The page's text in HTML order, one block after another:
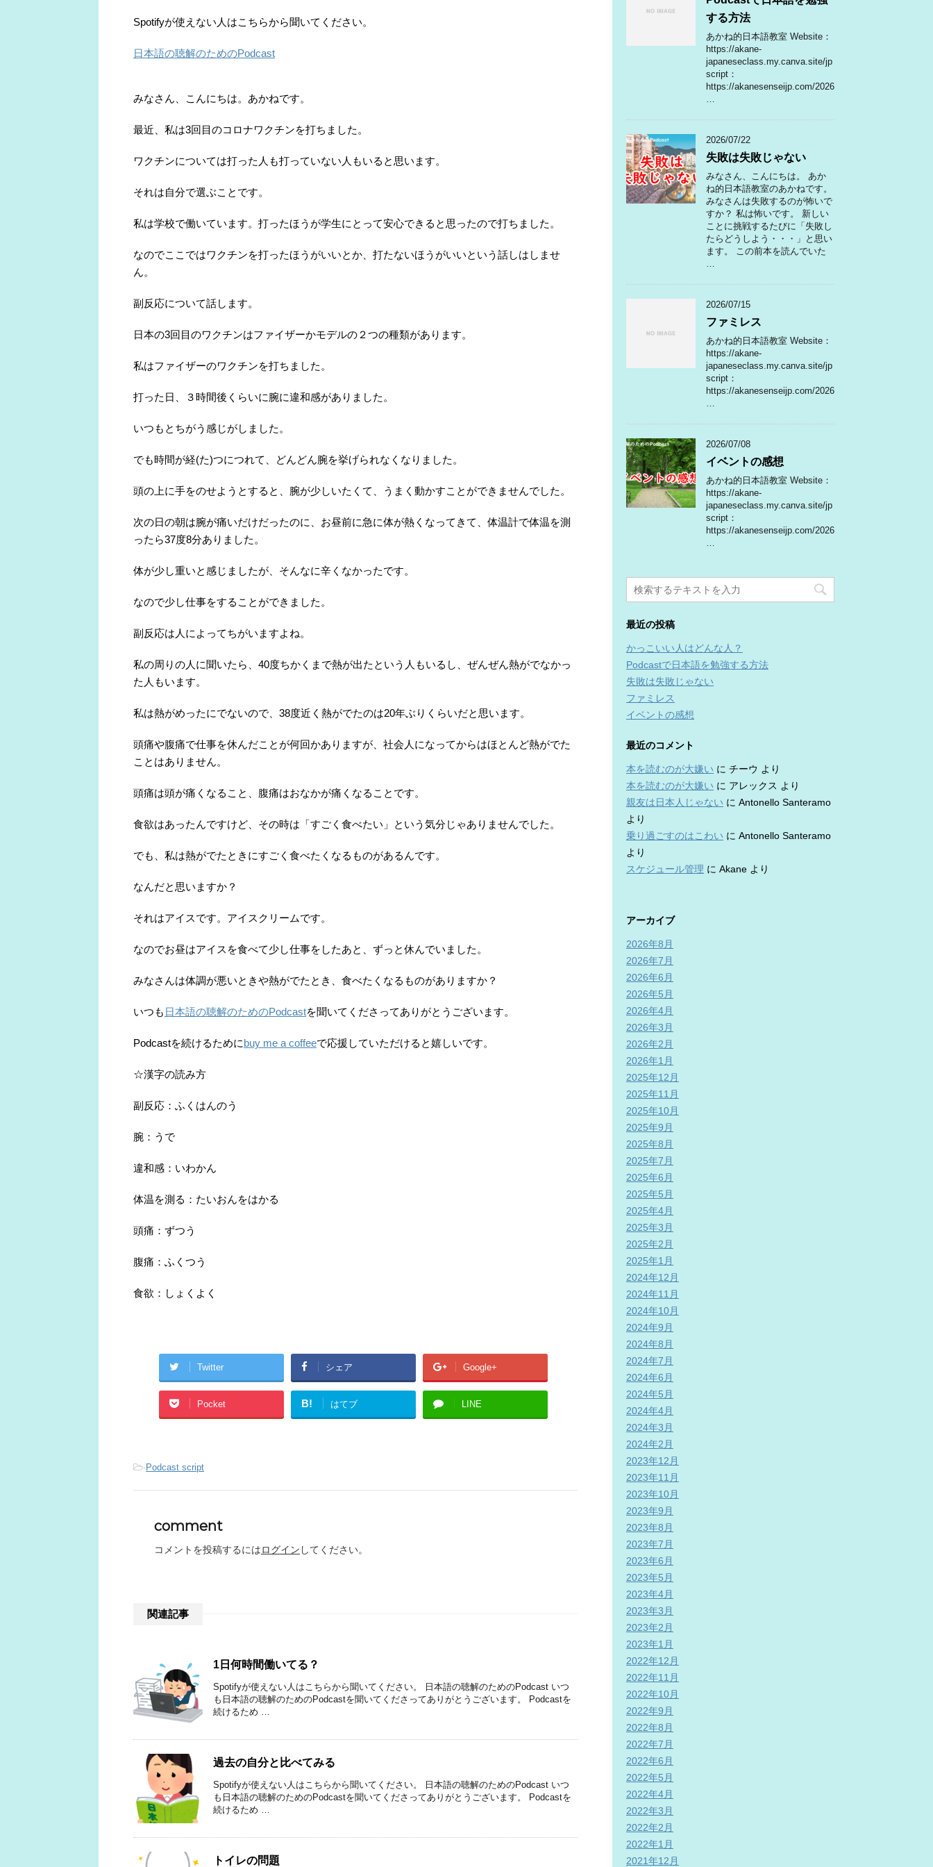
Spotifyが使えない人はこちらから聞いてください。
日本語の聴解のためのPodcast
みなさん、こんにちは。あかねです。
最近、私は3回目のコロナワクチンを打ちました。
ワクチンについては打った人も打っていない人もいると思います。
それは自分で選ぶことです。
私は学校で働いています。打ったほうが学生にとって安心できると思ったので打ちました。
なのでここではワクチンを打ったほうがいいとか、打たないほうがいいという話しはしませ
ん。
副反応について話します。
日本の3回目のワクチンはファイザーかモデルの２つの種類があります。
私はファイザーのワクチンを打ちました。
打った日、３時間後くらいに腕に違和感がありました。
いつもとちがう感じがしました。
でも時間が経(た)つにつれて、どんどん腕を挙げられなくなりました。
頭の上に手をのせようとすると、腕が少しいたくて、うまく動かすことができませんでした。
次の日の朝は腕が痛いだけだったのに、お昼前に急に体が熱くなってきて、体温計で体温を測
ったら37度8分ありました。
体が少し重いと感じましたが、そんなに辛くなかったです。
なので少し仕事をすることができました。
副反応は人によってちがいますよね。
私の周りの人に聞いたら、40度ちかくまで熱が出たという人もいるし、ぜんぜん熱がでなかっ
た人もいます。
私は熱がめったにでないので、38度近く熱がでたのは20年ぶりくらいだと思います。
頭痛や腹痛で仕事を休んだことが何回かありますが、社会人になってからはほとんど熱がでた
ことはありません。
頭痛は頭が痛くなること、腹痛はおなかが痛くなることです。
食欲はあったんですけど、その時は「すごく食べたい」という気分じゃありませんでした。
でも、私は熱がでたときにすごく食べたくなるものがあるんです。
なんだと思いますか？
それはアイスです。アイスクリームです。
なのでお昼はアイスを食べて少し仕事をしたあと、ずっと休んでいました。
みなさんは体調が悪いときや熱がでたとき、食べたくなるものがありますか？
いつも 日本語の聴解のためのPodcastを聞いてくださってありがとうございます。
Podcastを続けるためにbuy me a coffeeで応援していただけると嬉しいです。
☆漢字の読み方
副反応：ふくはんのう
腕：うで
違和感：いわかん
体温を測る：たいおんをはかる
頭痛：ずつう
腹痛：ふくつう
食欲：しょくよく
Twitter シェア Google+
Pocket B! はてブ LINE
-Podcast script
comment
コメントを投稿するにはログイン してください。
関連記事
1日何時間働いてる？
Spotifyが使えない人はこちらから聞いてください。 日本語の聴解のためのPodcast いつ
も日本語の聴解のためのPodcastを聞いてくださってありがとうございます。 Podcastを
続けるため …
過去の自分と比べてみる
Spotifyが使えない人はこちらから聞いてください。 日本語の聴解のためのPodcast いつ
も日本語の聴解のためのPodcastを聞いてくださってありがとうございます。 Podcastを
続けるため …
トイレの問題
する方法
あかね的日本語教室 Website：
https://akane-
japaneseclass.my.canva.site/jp
script：
https://akanesenseijp.com/2026
2026/07/22
失敗は失敗じゃない
みなさん、こんにちは。 あか
ね的日本語教室のあかねです。
みなさんは失敗するのが怖いで
すか？ 私は怖いです。 新しい
ことに挑戦するたびに「失敗し
たらどうしよう・・・」と思い
ます。 この前本を読んでいた
2026/07/15
ファミレス
あかね的日本語教室 Website：
https://akane-
japaneseclass.my.canva.site/jp
script：
https://akanesenseijp.com/2026
2026/07/08
イベントの感想
あかね的日本語教室 Website：
https://akane-
japaneseclass.my.canva.site/jp
script：
https://akanesenseijp.com/2026
最近の投稿
かっこいい人はどんな人？
Podcastで日本語を勉強する方法
失敗は失敗じゃない
ファミレス
イベントの感想
最近のコメント
本を読むのが大嫌い に チーウ より
本を読むのが大嫌い に アレックス より
親友は日本人じゃない に Antonello Santeramo
より
乗り過ごすのはこわい に Antonello Santeramo
より
スケジュール管理 に Akane より
アーカイブ
2026年8月
2026年7月
2026年6月
2026年5月
2026年4月
2026年3月
2026年2月
2026年1月
2025年12月
2025年11月
2025年10月
2025年9月
2025年8月
2025年7月
2025年6月
2025年5月
2025年4月
2025年3月
2025年2月
2025年1月
2024年12月
2024年11月
2024年10月
2024年9月
2024年8月
2024年7月
2024年6月
2024年5月
2024年4月
2024年3月
2024年2月
2023年12月
2023年11月
2023年10月
2023年9月
2023年8月
2023年7月
2023年6月
2023年5月
2023年4月
2023年3月
2023年2月
2023年1月
2022年12月
2022年11月
2022年10月
2022年9月
2022年8月
2022年7月
2022年6月
2022年5月
2022年4月
2022年3月
2022年2月
2022年1月
2021年12月